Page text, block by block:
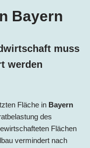
Bayern
muss
werden
Fläche in Bayern
des
Flächen
vermindert nach